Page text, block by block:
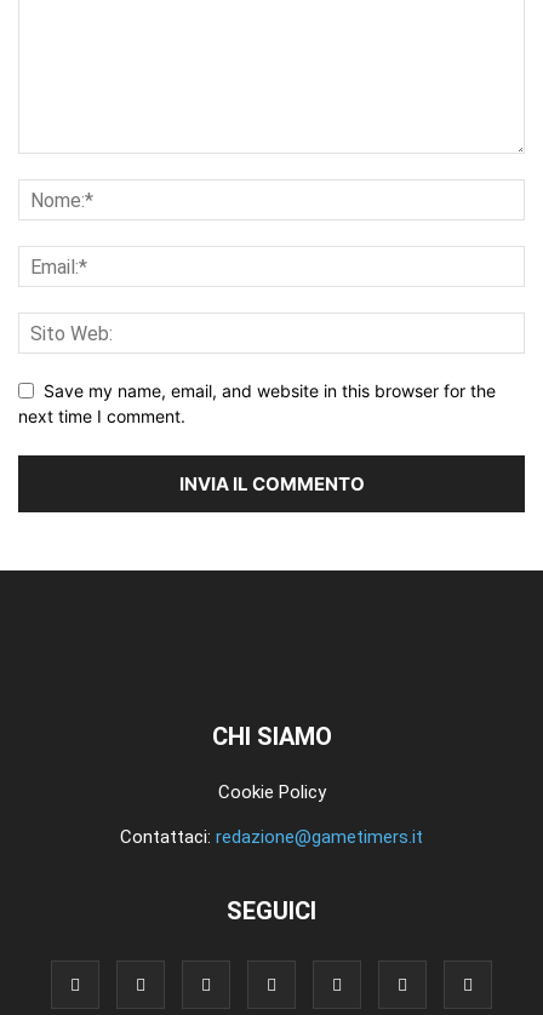
Save my name, email, and website in this browser for the
next time I comment.
CHI SIAMO
Cookie Policy
Contattaci: redazione@gametimers.it
SEGUICI